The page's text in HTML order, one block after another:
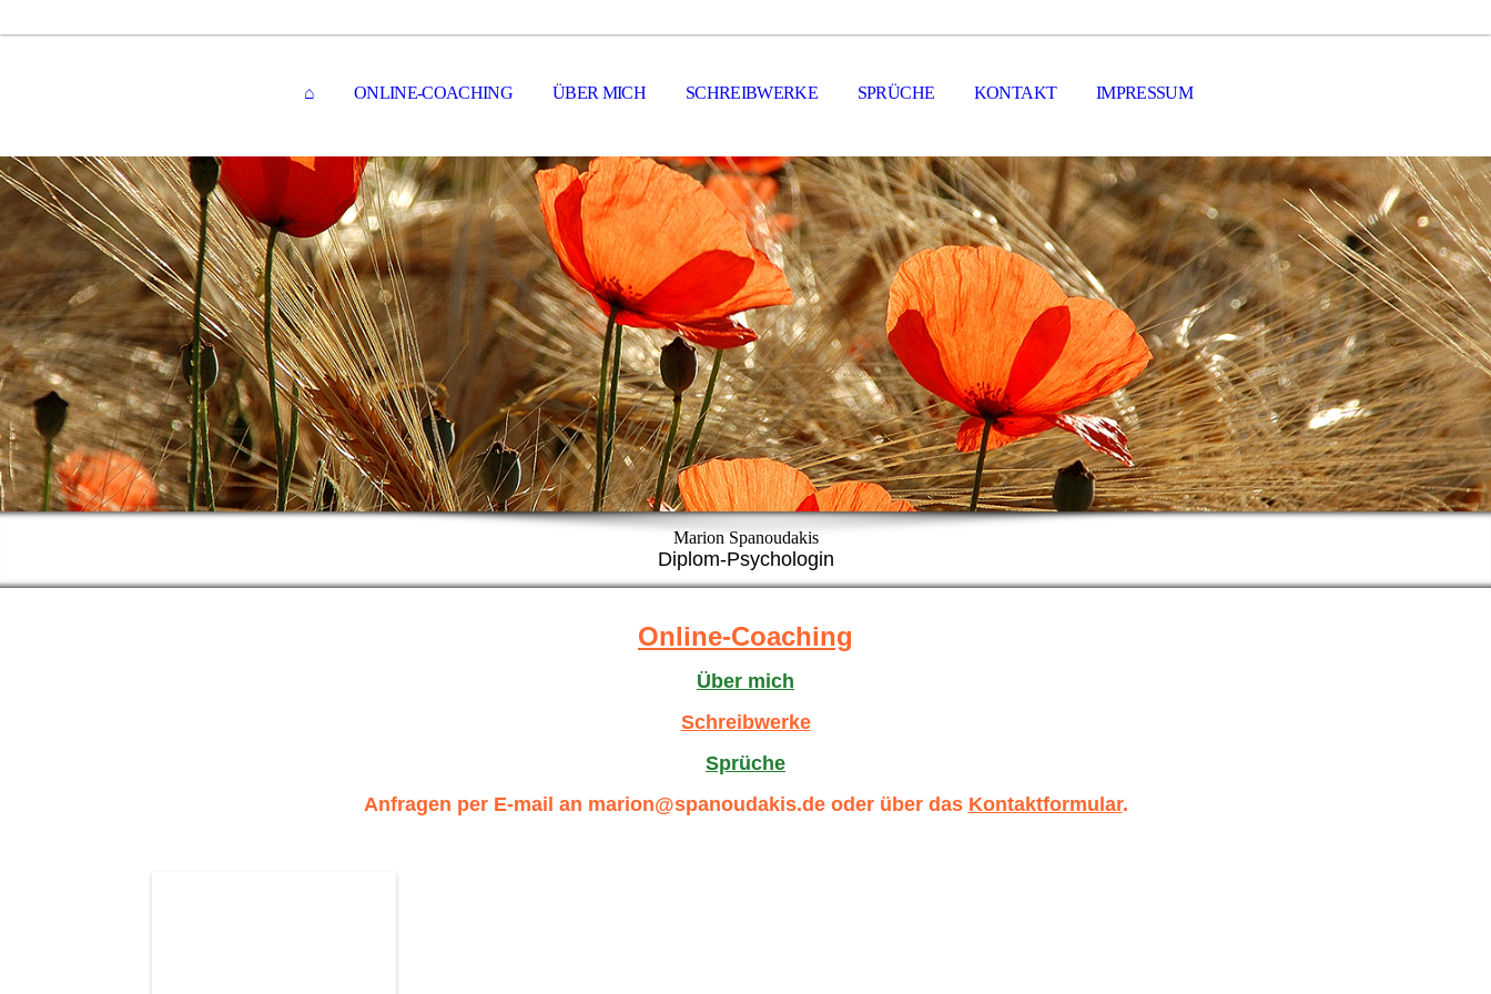
⌂ ONLINE-COACHING ÜBER MICH SCHREIBWERKE SPRÜCHE KONTAKT IMPRESSUM
Marion Spanoudakis
Diplom-Psychologin
Online-Coaching
Über mich
Schreibwerke
Sprüche
Anfragen per E-mail an marion@spanoudakis.de oder über das Kontaktformular.